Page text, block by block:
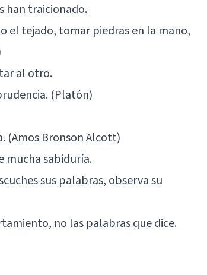
han traicionado.
el tejado, tomar piedras en la mano,
al otro.
(Platón)
(Amos Bronson Alcott)
mucha sabiduría.
sus palabras, observa su
no las palabras que dice.